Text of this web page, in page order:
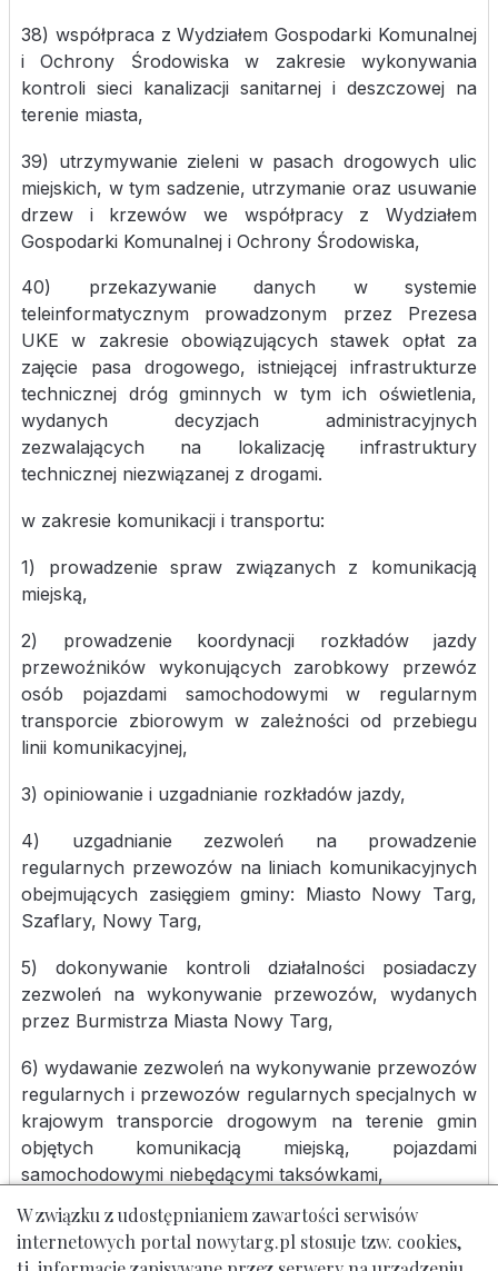
38) współpraca z Wydziałem Gospodarki Komunalnej
i Ochrony Środowiska w zakresie wykonywania
kontroli sieci kanalizacji sanitarnej i deszczowej na
terenie miasta,
39) utrzymywanie zieleni w pasach drogowych ulic
miejskich, w tym sadzenie, utrzymanie oraz usuwanie
drzew i krzewów we współpracy z Wydziałem
Gospodarki Komunalnej i Ochrony Środowiska,
40) przekazywanie danych w systemie
teleinformatycznym prowadzonym przez Prezesa
UKE w zakresie obowiązujących stawek opłat za
zajęcie pasa drogowego, istniejącej infrastrukturze
technicznej dróg gminnych w tym ich oświetlenia,
wydanych decyzjach administracyjnych
zezwalających na lokalizację infrastruktury
technicznej niezwiązanej z drogami.
w zakresie komunikacji i transportu:
1) prowadzenie spraw związanych z komunikacją
miejską,
2) prowadzenie koordynacji rozkładów jazdy
przewoźników wykonujących zarobkowy przewóz
osób pojazdami samochodowymi w regularnym
transporcie zbiorowym w zależności od przebiegu
linii komunikacyjnej,
3) opiniowanie i uzgadnianie rozkładów jazdy,
4) uzgadnianie zezwoleń na prowadzenie
regularnych przewozów na liniach komunikacyjnych
obejmujących zasięgiem gminy: Miasto Nowy Targ,
Szaflary, Nowy Targ,
5) dokonywanie kontroli działalności posiadaczy
zezwoleń na wykonywanie przewozów, wydanych
przez Burmistrza Miasta Nowy Targ,
6) wydawanie zezwoleń na wykonywanie przewozów
regularnych i przewozów regularnych specjalnych w
krajowym transporcie drogowym na terenie gmin
objętych komunikacją miejską, pojazdami
samochodowymi niebędącymi taksówkami,
7) udzielanie zgody na korzystanie z przystanków na
drogach miejskich,
W związku z udostępnianiem zawartości serwisów
internetowych portal nowytarg.pl stosuje tzw. cookies,